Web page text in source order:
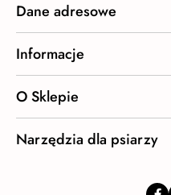
Dane adresowe
Informacje
O Sklepie
Narzędzia dla psiarzy